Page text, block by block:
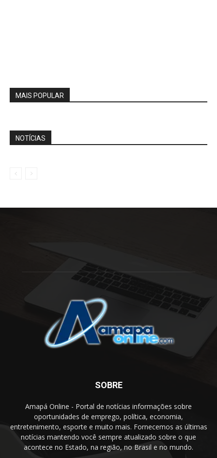
MAIS POPULAR
NOTÍCIAS
SOBRE
Amapá Online - Portal de notícias informações sobre
oportunidades de emprego, política, economia,
entretenimento, esporte e muito mais. Fornecemos as últimas
notícias mantendo você sempre atualizado sobre o que
acontece no Estado, na região, no Brasil e no mundo.